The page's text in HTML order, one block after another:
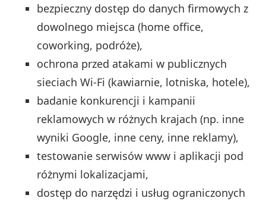
bezpieczny dostęp do danych firmowych z
dowolnego miejsca (home office,
coworking, podróże),
ochrona przed atakami w publicznych
sieciach Wi‑Fi (kawiarnie, lotniska, hotele),
badanie konkurencji i kampanii
reklamowych w różnych krajach (np. inne
wyniki Google, inne ceny, inne reklamy),
testowanie serwisów www i aplikacji pod
różnymi lokalizacjami,
dostęp do narzędzi i usług ograniczonych